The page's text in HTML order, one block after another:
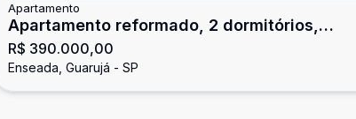
Apartamento
Apartamento reformado, 2 dormitórios,
Enseada, Guarujá
R$ 390.000,00
Enseada, Guarujá - SP